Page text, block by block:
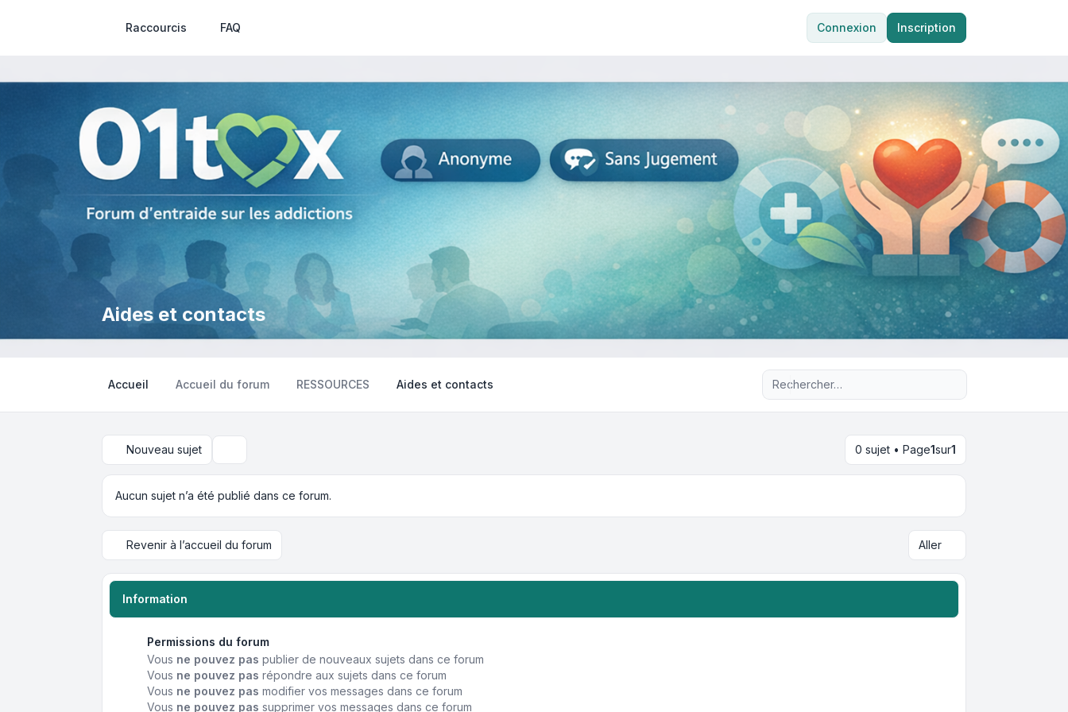
Raccourcis FAQ Connexion Inscription
Aides et contacts
Accueil Accueil du forum RESSOURCES Aides et contacts Recherche avancée
Nouveau sujet 0 sujet • Page1sur1
Aucun sujet n’a été publié dans ce forum.
Revenir à l’accueil du forum Aller
Information
Permissions du forum
Vous ne pouvez pas publier de nouveaux sujets dans ce forum
Vous ne pouvez pas répondre aux sujets dans ce forum
Vous ne pouvez pas modifier vos messages dans ce forum
Vous ne pouvez pas supprimer vos messages dans ce forum